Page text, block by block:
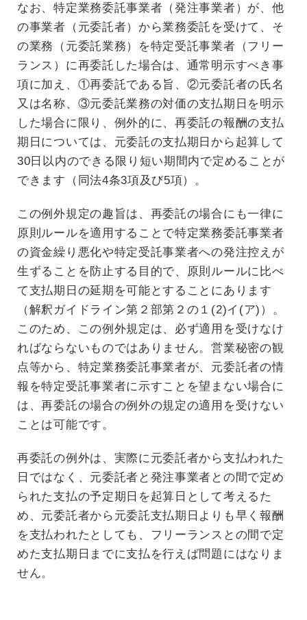
なお、特定業務委託事業者（発注事業者）が、他
の事業者（元委託者）から業務委託を受けて、そ
の業務（元委託業務）を特定受託事業者（フリー
ランス）に再委託した場合は、通常明示すべき事
項に加え、①再委託である旨、②元委託者の氏名
又は名称、③元委託業務の対価の支払期日を明示
した場合に限り、例外的に、再委託の報酬の支払
期日については、元委託の支払期日から起算して
30日以内のできる限り短い期間内で定めることが
できます（同法4条3項及び5項）。
この例外規定の趣旨は、再委託の場合にも一律に
原則ルールを適用することで特定業務委託事業者
の資金繰り悪化や特定受託事業者への発注控えが
生ずることを防止する目的で、原則ルールに比べ
て支払期日の延期を可能とすることにあります
（解釈ガイドライン第２部第２の１(2)イ(ア)）。
このため、この例外規定は、必ず適用を受けなけ
ればならないものではありません。営業秘密の観
点等から、特定業務委託事業者が、元委託者の情
報を特定受託事業者に示すことを望まない場合に
は、再委託の場合の例外の規定の適用を受けない
ことは可能です。
再委託の例外は、実際に元委託者から支払われた
日ではなく、元委託者と発注事業者との間で定め
られた支払の予定期日を起算日として考えるた
め、元委託者から元委託支払期日よりも早く報酬
を支払われたとしても、フリーランスとの間で定
めた支払期日までに支払を行えば問題にはなりま
せん。